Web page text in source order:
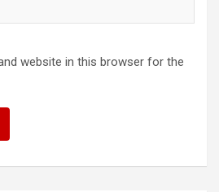
website in this browser for the